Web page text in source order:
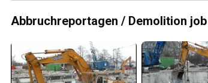
Abbruchreportagen / Demolition